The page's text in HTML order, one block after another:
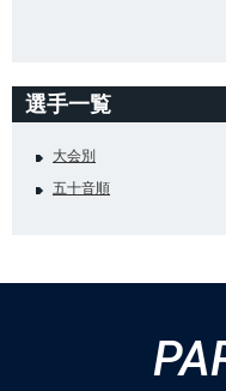
選手一覧
大会別
五十音順